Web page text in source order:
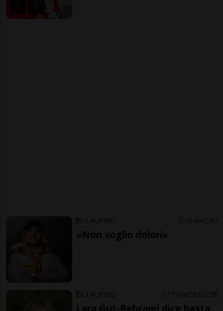
SCI ALPINO 16 ore 30
«Non voglio dolori»
SCI ALPINO 17 ore 62 278
Lara Gut-Behrami dice basta